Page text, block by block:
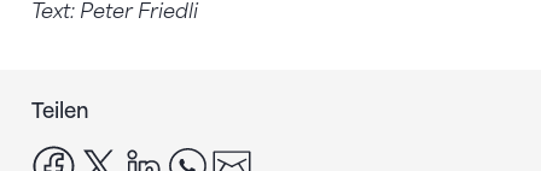
Text: Peter Friedli
Teilen
facebook
x linkedinwhatsapp